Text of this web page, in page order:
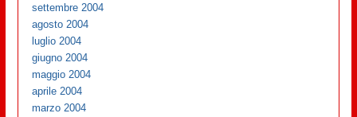
settembre 2004
agosto 2004
luglio 2004
giugno 2004
maggio 2004
aprile 2004
marzo 2004